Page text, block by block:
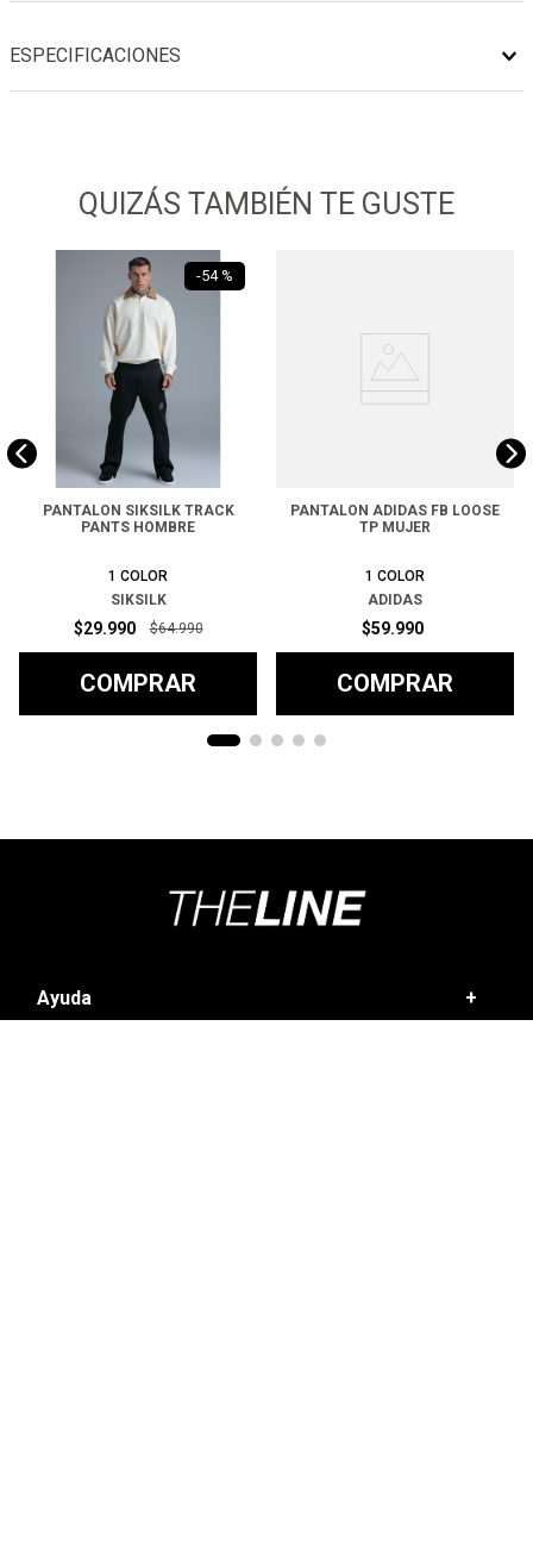
ESPECIFICACIONES
QUIZÁS TAMBIÉN TE GUSTE
-54 %
PANTALON SIKSILK TRACK
PANTS HOMBRE
1 COLOR
SIKSILK
$29.990 $64.990
COMPRAR
PANTALON ADIDAS FB LOOSE
TP MUJER
1 COLOR
ADIDAS
$59.990
COMPRAR
Ayuda +